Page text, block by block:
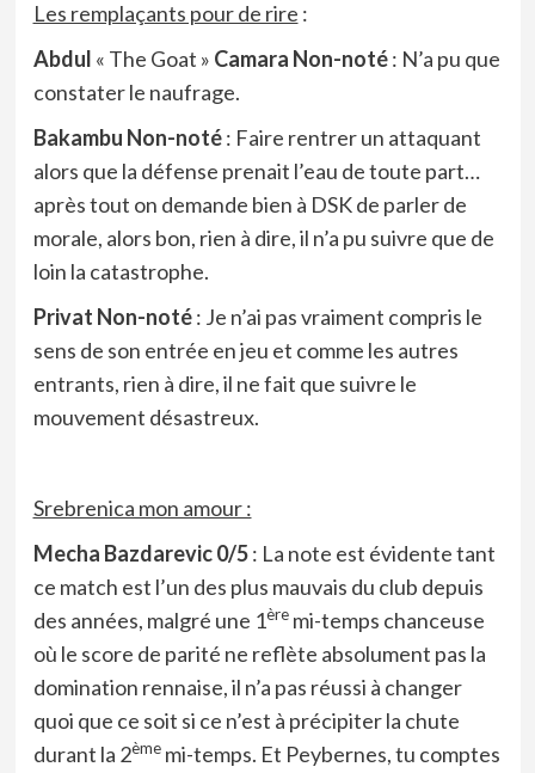
Les remplaçants pour de rire :
Abdul « The Goat » Camara Non-noté: N’a pu que
constater le naufrage.
Bakambu Non-noté: Faire rentrer un attaquant
alors que la défense prenait l’eau de toute part…
après tout on demande bien à DSK de parler de
morale, alors bon, rien à dire, il n’a pu suivre que de
loin la catastrophe.
Privat Non-noté: Je n’ai pas vraiment compris le
sens de son entrée en jeu et comme les autres
entrants, rien à dire, il ne fait que suivre le
mouvement désastreux.
Srebrenica mon amour :
Mecha Bazdarevic 0/5: La note est évidente tant
ce match est l’un des plus mauvais du club depuis
des années, malgré une 1èremi-temps chanceuse
où le score de parité ne reflète absolument pas la
domination rennaise, il n’a pas réussi à changer
quoi que ce soit si ce n’est à précipiter la chute
durant la 2èmemi-temps. Et Peybernes, tu comptes